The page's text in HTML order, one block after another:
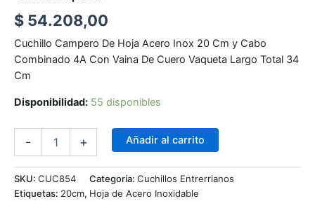
$ 54.208,00
Cuchillo Campero De Hoja Acero Inox 20 Cm y Cabo
Combinado 4A Con Vaina De Cuero Vaqueta Largo Total 34
Cm
Disponibilidad: 55 disponibles
- + Añadir al carrito
SKU: CUC854 Categoría: Cuchillos Entrerrianos
Etiquetas: 20cm, Hoja de Acero Inoxidable